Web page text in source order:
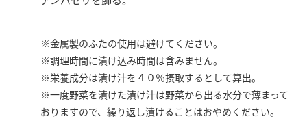
※金属製のふたの使用は避けてください。
※調理時間に漬け込み時間は含みません。
※栄養成分は漬け汁を４０％摂取するとして算出。
※一度野菜を漬けた漬け汁は野菜から出る水分で薄まって
おりますので、繰り返し漬けることはおやめください。